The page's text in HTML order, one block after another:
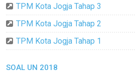
TPM Kota Jogja Tahap 3
TPM Kota Jogja Tahap 2
TPM Kota Jogja Tahap 1
SOAL UN 2018